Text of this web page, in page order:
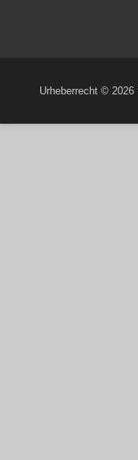
Urheberrecht © 2026